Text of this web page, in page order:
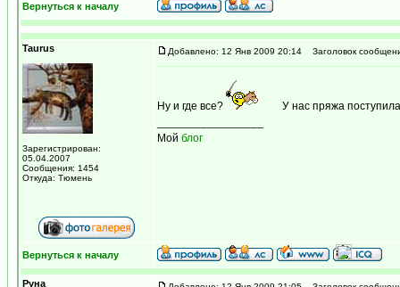
Вернуться к началу
Taurus
Зарегистрирован:
05.04.2007
Сообщения: 1454
Откуда: Тюмень
Добавлено: 12 Янв 2009 20:14 Заголовок
Ну и где все?
У нас пряжа
Мой блог
Вернуться к началу
Руна